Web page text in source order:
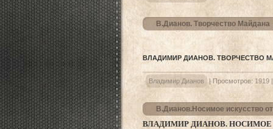
В.Дианов. Творчество Майдана
ВЛАДИМИР ДИАНОВ. ТВОРЧЕСТВО
Владимир Дианов | Просмотров: 1919
В.Дианов.Носимое искусство
ВЛАДИМИР ДИАНОВ. НОСИМОЕ